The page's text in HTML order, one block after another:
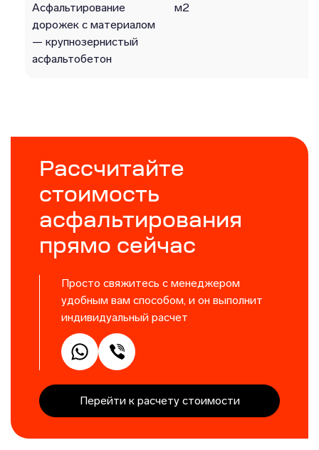
Асфальтирование
дорожек с материалом
— крупнозерниcтый
асфальтобетон
м2
Рассчитайте
стоимость
асфальтирования
прямо сейчас
Просто свяжитесь с менеджером
удобным вам способом, и он выполнит
индивидуальный расчет
Перейти к расчету стоимости